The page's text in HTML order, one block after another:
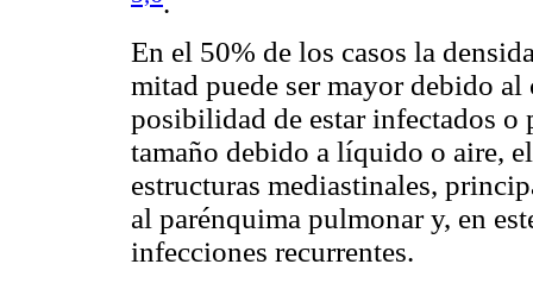
En el 50% de los casos la
mitad puede ser mayor debido
posibilidad de estar infectados o
tamaño debido a líquido o aire,
estructuras mediastinales,
al parénquima pulmonar y, en
infecciones recurrentes.